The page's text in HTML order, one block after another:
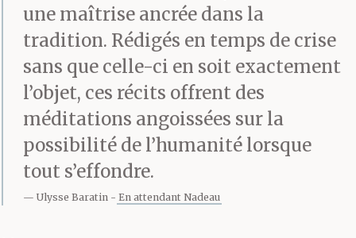
pas écrasé. Il a continué
de courir, de crier, de
nous affoler tous.
Toute l’île le savait, que
Xellinàkis avait fait le
une maîtrise ancrée dans la
tradition. Rédigés en temps de crise
sans que celle-ci en soit exactement
l’objet, ces récits offrent des
méditations angoissées sur la
possibilité de l’humanité lorsque
tout s’effondre.
Ulysse Baratin En attendant Nadeau